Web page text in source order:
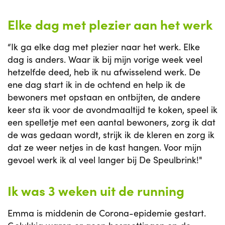
Elke dag met plezier aan het werk
“Ik ga elke dag met plezier naar het werk. Elke
dag is anders. Waar ik bij mijn vorige week veel
hetzelfde deed, heb ik nu afwisselend werk. De
ene dag start ik in de ochtend en help ik de
bewoners met opstaan en ontbijten, de andere
keer sta ik voor de avondmaaltijd te koken, speel ik
een spelletje met een aantal bewoners, zorg ik dat
de was gedaan wordt, strijk ik de kleren en zorg ik
dat ze weer netjes in de kast hangen. Voor mijn
gevoel werk ik al veel langer bij De Speulbrink!"
Ik was 3 weken uit de running
Emma is middenin de Corona-epidemie gestart.